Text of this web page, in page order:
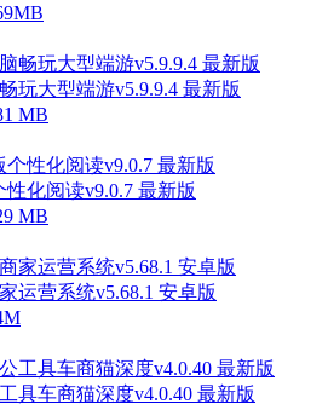
玩大型端游v5.9.9.4 最新版
MB
化阅读v9.0.7 最新版
MB
运营系统v5.68.1 安卓版
具车商猫深度v4.0.40 最新版